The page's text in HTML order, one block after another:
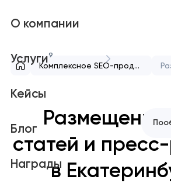
О компании
Услуги9
Кейсы
Блог
Награды
Комплексное SEO-продвижение сайта для роста и видимости
Размещение
статей и
в